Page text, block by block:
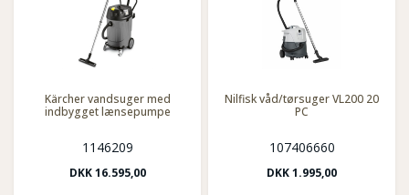
Kärcher vandsuger med
indbygget lænsepumpe
1146209
DKK16.595,00
Nilfisk våd/tørsuger VL200 20
PC
107406660
DKK1.995,00